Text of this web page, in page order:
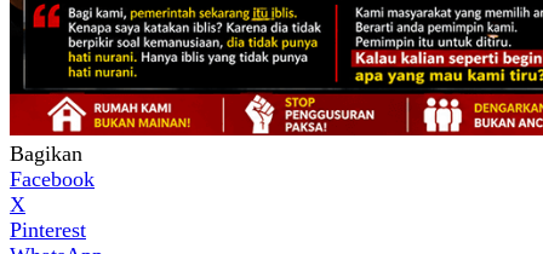
Bagikan
Facebook
X
Pinterest